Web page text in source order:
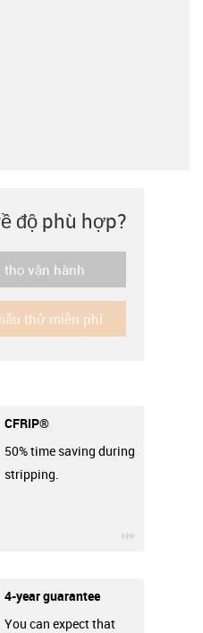
độ phù hợp?
vận hành
thử miễn phí
CFRIP®
50% time saving during
stripping.
4-year guarantee
You can expect that